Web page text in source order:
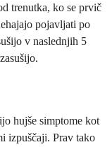
trenutka, ko se prvič
pojavljati po
v naslednjih 5
hujše simptome kot
izpuščaji. Prav tako